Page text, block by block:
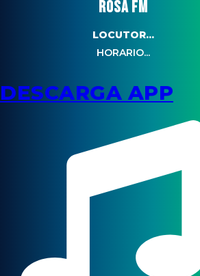
ROSA FM
LOCUTOR...
HORARIO...
DESCARGA APP